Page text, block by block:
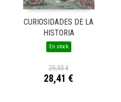
CURIOSIDADES DE LA
HISTORIA
En stock
29,90 €
28,41 €